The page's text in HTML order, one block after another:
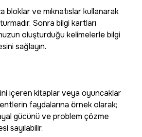
bloklar ve mıknatıslar kullanarak
Sonra bilgi kartları
oluşturduğu kelimelerle bilgi
sağlayın.
içeren kitaplar veya oyuncaklar
faydalarına örnek olarak;
gücünü ve problem çözme
sayılabilir.